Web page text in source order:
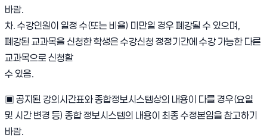
바람.
차. 수강인원이 일정 수(또는 비율) 미만일 경우 폐강될 수 있으며,
폐강된 교과목을 신청한 학생은 수강신청 정정기간에 수강 가능한 다른
교과목으로 신청할
수 있음.
▣ 공지된 강의시간표와 종합정보시스템상의 내용이 다를 경우(요일
및 시간 변경 등) 종합 정보시스템의 내용이 최종 수정본임을 참고하기
바람.